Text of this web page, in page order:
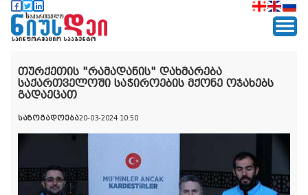
თურქეთის "რამადანის" დახმარება
საქართველოში საჭიროების მქონე ოჯახებს
გადაეცათ
საზოგადოება20-03-2024 10:50